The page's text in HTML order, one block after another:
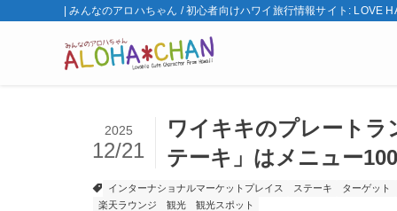
| みんなのアロハちゃん / 初心者向けハワイ旅行情報サイト: LOVE
ワイキキのプレートラ
テーキ」はメニュー
2025
12/21
インターナショナルマーケットプレイス ステーキ
ターゲット
楽天ラウンジ
観光 観光スポット